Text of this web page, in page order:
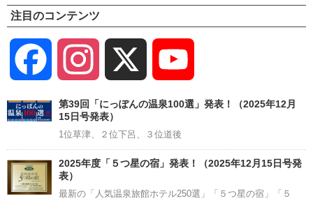
注目のコンテンツ
Facebook Instagram
Channel
第39回「にっぽんの温泉100選」発表！（2025年12月
15日号発表）
1位草津、２位下呂、３位道後
2025年度「５つ星の宿」発表！（2025年12月15日号発
表）
最新の「人気温泉旅館ホテル250選」「５つ星の宿」「５